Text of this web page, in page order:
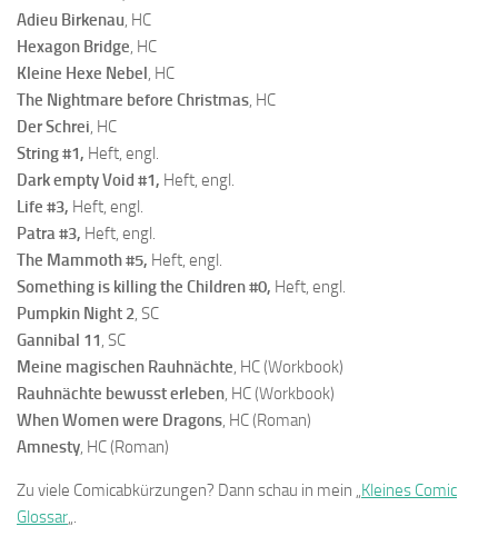
Adieu Birkenau, HC
Hexagon Bridge, HC
Kleine Hexe Nebel, HC
The Nightmare before Christmas, HC
Der Schrei, HC
String #1, Heft, engl.
Dark empty Void #1, Heft, engl.
Life #3, Heft, engl.
Patra #3, Heft, engl.
The Mammoth #5, Heft, engl.
Something is killing the Children #0, Heft, engl.
Pumpkin Night 2, SC
Gannibal 11, SC
Meine magischen Rauhnächte, HC (Workbook)
Rauhnächte bewusst erleben, HC (Workbook)
When Women were Dragons, HC (Roman)
Amnesty, HC (Roman)
Zu viele Comicabkürzungen? Dann schau in mein „Kleines Comic
Glossar„.